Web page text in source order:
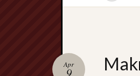
Apr
9